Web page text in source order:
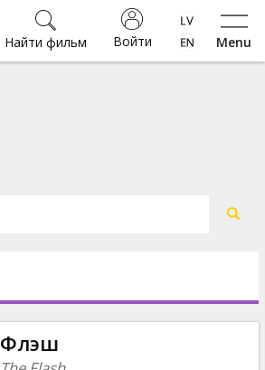
Menu
Войти
Найти фильм
Флэш